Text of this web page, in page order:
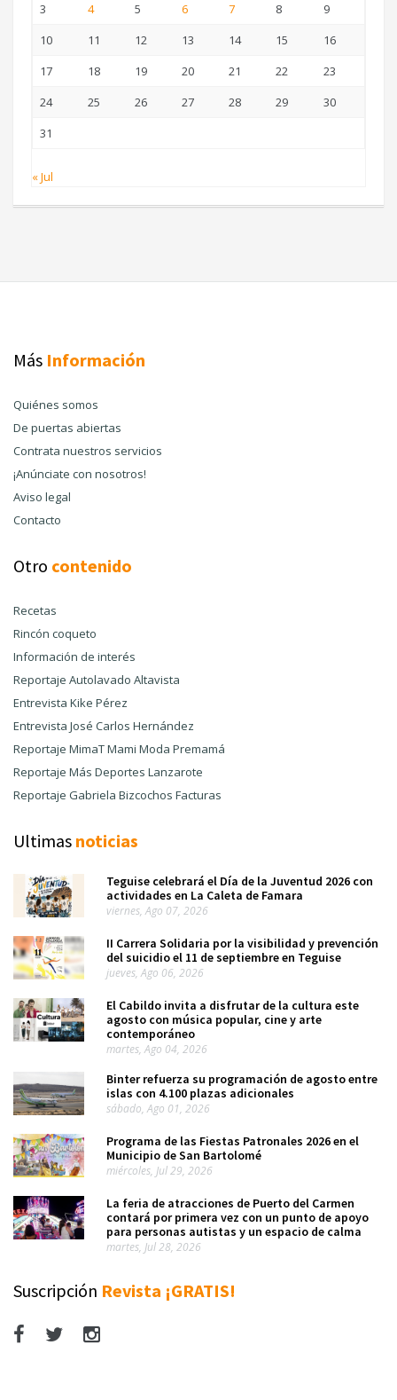
3
4 5 6 7 8
9
10
11 12 13 14 15
16
17
18 19 20 21 22
23
24
25 26 27 28 29
30
31
« Jul
Más Información
Quiénes somos
De puertas abiertas
Contrata nuestros servicios
¡Anúnciate con nosotros!
Aviso legal
Contacto
Otro contenido
Recetas
Rincón coqueto
Información de interés
Reportaje Autolavado Altavista
Entrevista Kike Pérez
Entrevista José Carlos Hernández
Reportaje MimaT Mami Moda Premamá
Reportaje Más Deportes Lanzarote
Reportaje Gabriela Bizcochos Facturas
Ultimas noticias
Teguise celebrará el Día de la Juventud 2026 con
actividades en La Caleta de Famara
viernes, Ago 07, 2026
II Carrera Solidaria por la visibilidad y prevención
del suicidio el 11 de septiembre en Teguise
jueves, Ago 06, 2026
El Cabildo invita a disfrutar de la cultura este
agosto con música popular, cine y arte
contemporáneo
martes, Ago 04, 2026
Binter refuerza su programación de agosto entre
islas con 4.100 plazas adicionales
sábado, Ago 01, 2026
Programa de las Fiestas Patronales 2026 en el
Municipio de San Bartolomé
miércoles, Jul 29, 2026
La feria de atracciones de Puerto del Carmen
contará por primera vez con un punto de apoyo
para personas autistas y un espacio de calma
martes, Jul 28, 2026
Suscripción Revista ¡GRATIS!